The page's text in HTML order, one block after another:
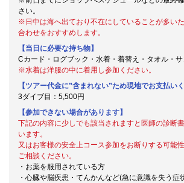
さい。
※日中は海へ出ており不在にしていることが多い
合わせをおすすめします。
【当日に必要な持ち物】
Cカード・ログブック・水着・着替え・タオル・
※水着は洋服の中に着用し参加ください。
【ツアー代金に”含まれない”ため現地でお支払いく
3ダイブ目：5,500円
【参加できない場合があります】
下記の内容に少しでも該当されますと医師の診断
います。
又はお客様の安全上コース参加をお断りする可能
ご相談ください。
・お薬を服用されている方
・心臓や脳疾患・てんかんなど(急に意識を失う症